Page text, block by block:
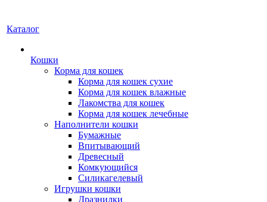
Каталог
Кошки
Корма для кошек
Корма для кошек сухие
Корма для кошек влажные
Лакомства для кошек
Корма для кошек лечебные
Наполнители кошки
Бумажные
Впитывающий
Древесный
Комкующийся
Силикагелевый
Игрушки кошки
Дразнилки